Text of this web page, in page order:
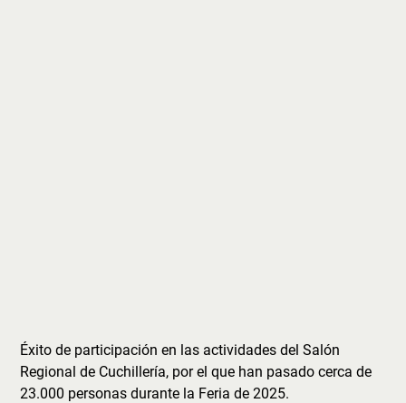
Éxito de participación en las actividades del Salón
Regional de Cuchillería, por el que han pasado cerca de
23.000 personas durante la Feria de 2025.